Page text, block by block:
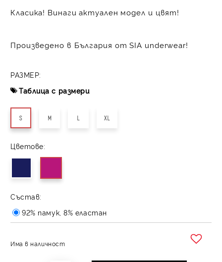
Класика! Винаги актуален модел и цвят!
Произведено в България от SIA underwear!
РАЗМЕР:
Таблица с размери
S M L XL
Цветове:
Състав:
92% памук, 8% еластан
Има в наличност